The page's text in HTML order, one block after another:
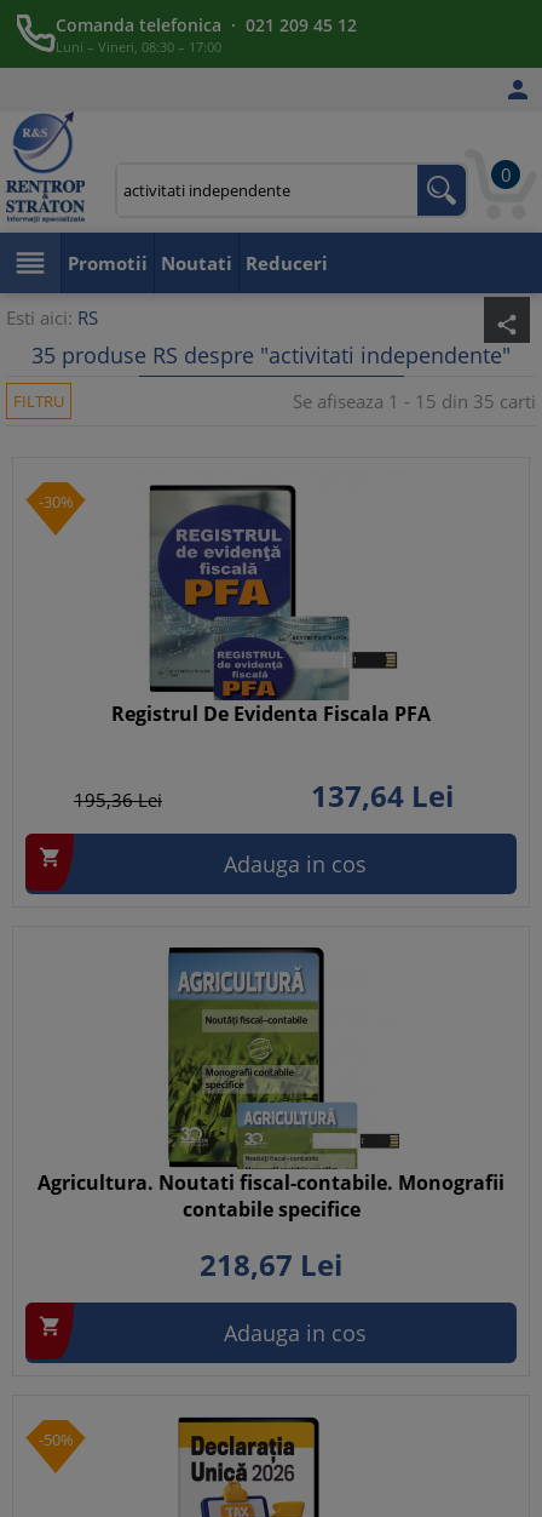
Comanda telefonica · 021 209 45 12
Luni – Vineri, 08:30 – 17:00

0
 Promotii Noutati Reduceri
Esti aici: RS share
35 produse RS despre "activitati independente"
FILTRU Se afiseaza 1 - 15 din 35 carti
-30%
Registrul De Evidenta Fiscala PFA
195,36Lei 137,64Lei
 Adauga in cos
Agricultura. Noutati fiscal-contabile. Monografii
contabile specifice
218,67 Lei
 Adauga in cos
-50%